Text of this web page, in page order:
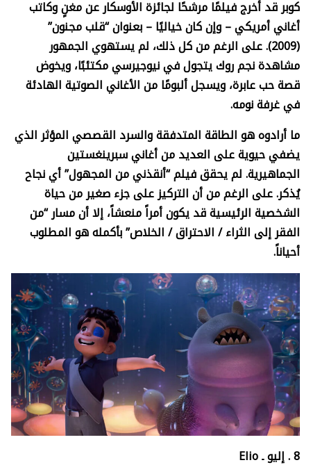
كوبر قد أخرج فيلمًا مرشحًا لجائزة الأوسكار عن مغنٍ وكاتب
أغاني أمريكي – وإن كان خياليًا – بعنوان “قلب مجنون”
(2009). على الرغم من كل ذلك، لم يستهوي الجمهور
مشاهدة نجم روك يتجول في نيوجيرسي مكتئبًا، ويخوض
قصة حب عابرة، ويسجل ألبومًا من الأغاني الصوتية الهادئة
في غرفة نومه.
ما أرادوه هو الطاقة المتدفقة والسرد القصصي المؤثر الذي
يضفي حيوية على العديد من أغاني سبرينغستين
الجماهيرية. لم يحقق فيلم “أنقذني من المجهول” أي نجاح
يُذكر. على الرغم من أن التركيز على جزء صغير من حياة
الشخصية الرئيسية قد يكون أمراً منعشاً، إلا أن مسار “من
الفقر إلى الثراء / الاحتراق / الخلاص” بأكمله هو المطلوب
أحياناً.
8 . إليو ـElio